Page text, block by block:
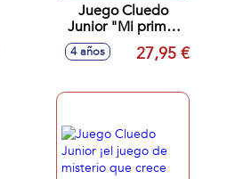
Juego Cluedo
Junior "Mi primer
Cluedo"
4 años 27,95 €